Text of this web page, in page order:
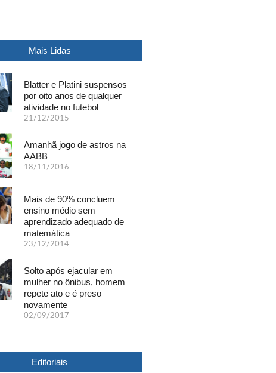
Mais Lidas
Blatter e Platini suspensos
por oito anos de qualquer
atividade no futebol
21/12/2015
Amanhã jogo de astros na
AABB
18/11/2016
Mais de 90% concluem
ensino médio sem
aprendizado adequado de
matemática
23/12/2014
Solto após ejacular em
mulher no ônibus, homem
repete ato e é preso
novamente
02/09/2017
Editoriais